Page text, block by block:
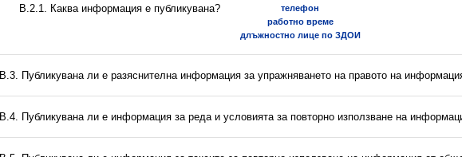
B.2.1. Каква информация е публикувана?
телефон
работно време
длъжностно лице по ЗДОИ
В.3. Публикувана ли е разяснителна информация за упражняването на правото на
В.4. Публикувана ли е информация за реда и условията за повторно използване на